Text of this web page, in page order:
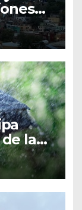
la
julio